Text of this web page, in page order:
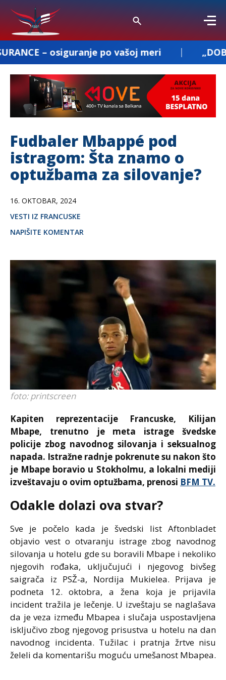
po vašoj meri „DOBROSAV
Fudbaler Mbappé pod
istragom: Šta znamo o
optužbama za silovanje?
16. OKTOBAR, 2024
VESTI IZ FRANCUSKE
NAPIŠITE KOMENTAR
foto: printscreen
Kapiten reprezentacije Francuske, Kilijan
Mbape, trenutno je meta istrage švedske
policije zbog navodnog silovanja i seksualnog
napada. Istražne radnje pokrenute su nakon što
je Mbape boravio u Stokholmu, a lokalni mediji
izveštavaju o ovim optužbama, prenosi BFM TV.
Odakle dolazi ova stvar?
Sve je počelo kada je švedski list Aftonbladet
objavio vest o otvaranju istrage zbog navodnog
silovanja u hotelu gde su boravili Mbape i nekoliko
njegovih rođaka, uključujući i njegovog bivšeg
saigrača iz PSŽ-a, Nordija Mukielea. Prijava je
podneta 12. oktobra, a žena koja je prijavila
incident tražila je lečenje. U izveštaju se naglašava
da je veza između Mbapea i slučaja uspostavljena
isključivo zbog njegovog prisustva u hotelu na dan
navodnog incidenta. Tužilac i pratnja žrtve nisu
želeli da komentarišu moguću umešanost Mbapea.